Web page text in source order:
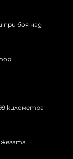
при боя над
километра